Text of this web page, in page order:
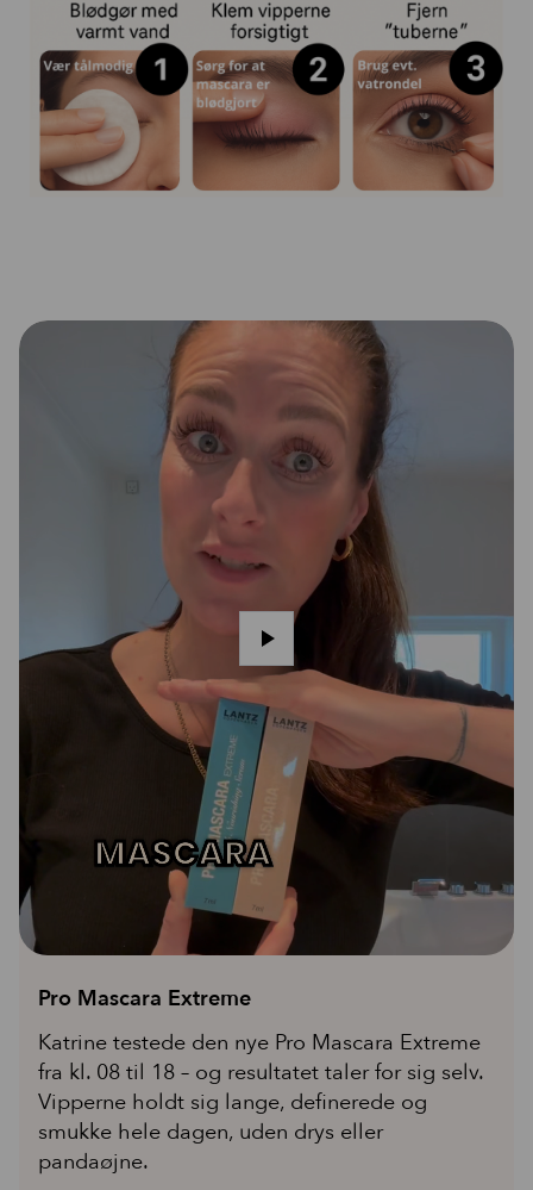
Pro Mascara Extreme
Katrine testede den nye Pro Mascara Extreme
fra kl. 08 til 18 – og resultatet taler for sig selv.
Vipperne holdt sig lange, definerede og
smukke hele dagen, uden drys eller
pandaøjne.